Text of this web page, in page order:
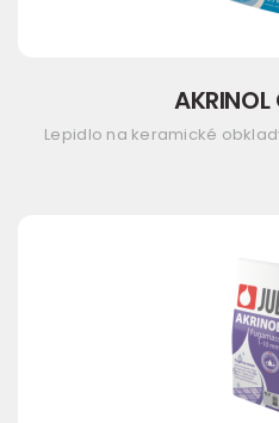
Lepidlo na keramické